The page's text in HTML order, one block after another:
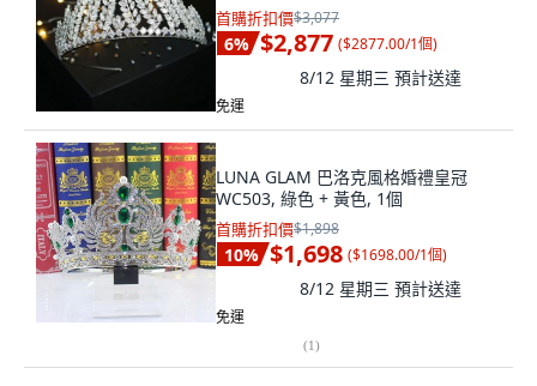
首購折扣價$3,077
6% $2,877 ($2877.00/1個)
8/12 星期三 預計送達
免運
LUNA GLAM 巴洛克風格婚禮皇冠
WC503, 綠色 + 黃色, 1個
首購折扣價$1,898
10% $1,698 ($1698.00/1個)
8/12 星期三 預計送達
免運
(1)